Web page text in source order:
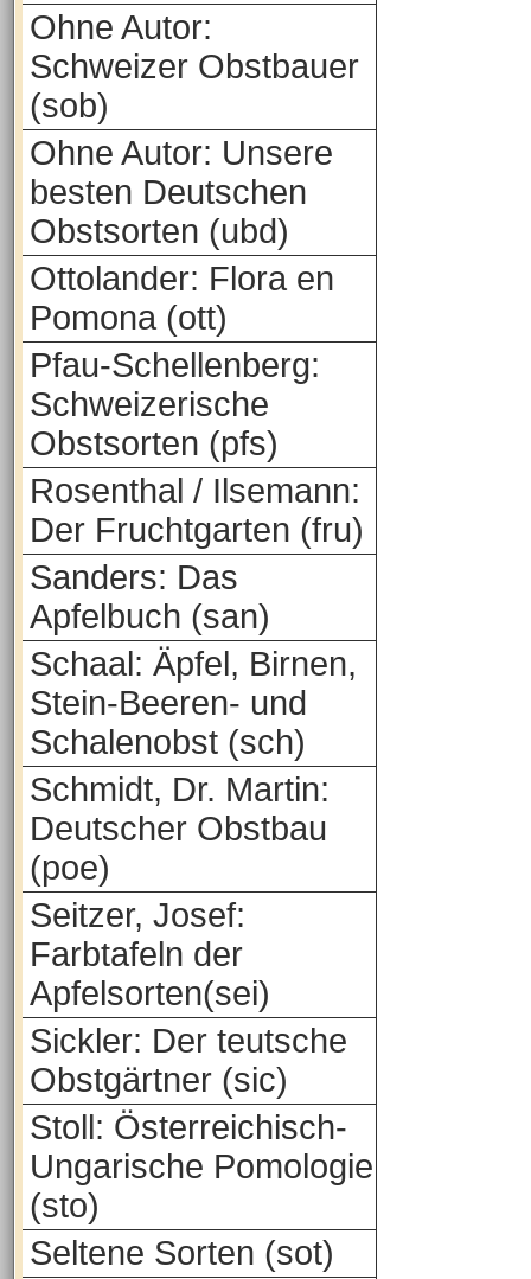
Ohne Autor:
Schweizer Obstbauer
(sob)
Ohne Autor: Unsere
besten Deutschen
Obstsorten (ubd)
Ottolander: Flora en
Pomona (ott)
Pfau-Schellenberg:
Schweizerische
Obstsorten (pfs)
Rosenthal / Ilsemann:
Der Fruchtgarten (fru)
Sanders: Das
Apfelbuch (san)
Schaal: Äpfel, Birnen,
Stein-Beeren- und
Schalenobst (sch)
Schmidt, Dr. Martin:
Deutscher Obstbau
(poe)
Seitzer, Josef:
Farbtafeln der
Apfelsorten(sei)
Sickler: Der teutsche
Obstgärtner (sic)
Stoll: Österreichisch-
Ungarische Pomologie
(sto)
Seltene Sorten (sot)